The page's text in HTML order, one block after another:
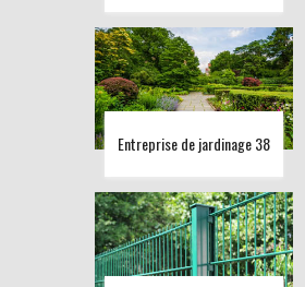
Entreprise de jardinage 38